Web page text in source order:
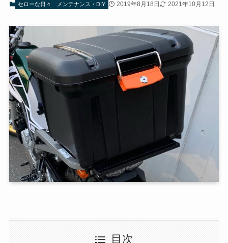
セローな日々 メンテナンス・DIY 2019年8月18日 2021年10月12日
目次